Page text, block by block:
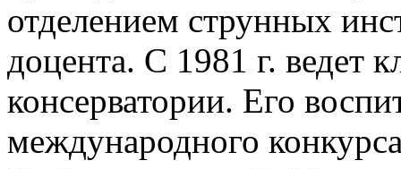
отделением струнных
доцента. С 1981 г. ведет
консерватории. Его
международного